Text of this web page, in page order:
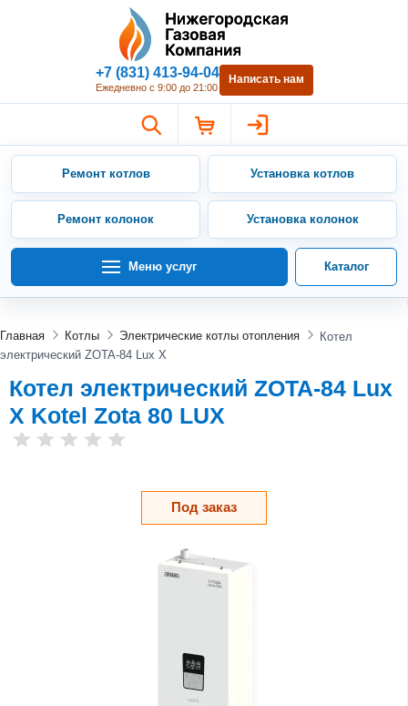
Нижегородская Газовая
+7 (831) 413-94-04
Ежедневно с 9:00 до 21:00
Написать нам
Ремонт котлов Установка котлов
Ремонт колонок Установка колонок
Меню услуг Каталог
Главная Котлы Электрические котлы отопления
Котел
электрический ZOTA-84 Lux X
Котел электрический ZOTA-84 Lux
X Kotel Zota 80 LUX
Под заказ